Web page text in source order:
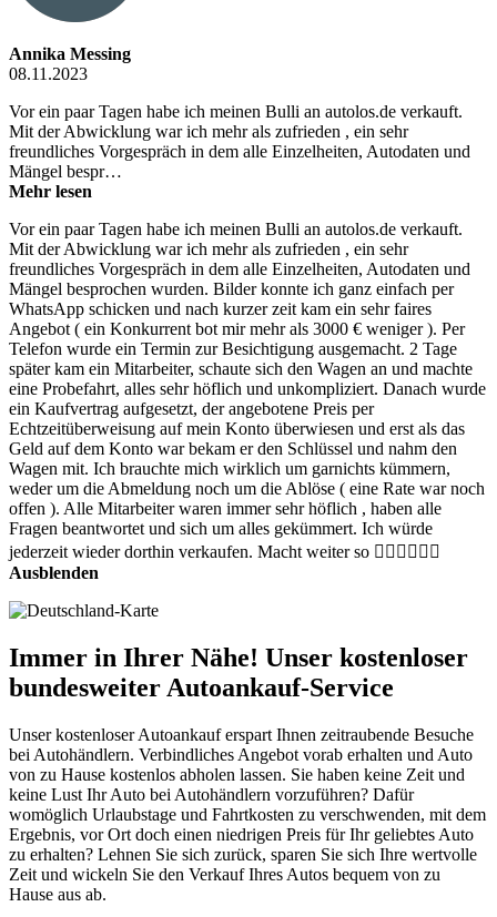
Annika Messing
08.11.2023
Vor ein paar Tagen habe ich meinen Bulli an autolos.de verkauft.
Mit der Abwicklung war ich mehr als zufrieden , ein sehr
freundliches Vorgespräch in dem alle Einzelheiten, Autodaten und
Mängel bespr…
Mehr lesen
Vor ein paar Tagen habe ich meinen Bulli an autolos.de verkauft.
Mit der Abwicklung war ich mehr als zufrieden , ein sehr
freundliches Vorgespräch in dem alle Einzelheiten, Autodaten und
Mängel besprochen wurden. Bilder konnte ich ganz einfach per
WhatsApp schicken und nach kurzer zeit kam ein sehr faires
Angebot ( ein Konkurrent bot mir mehr als 3000 € weniger ). Per
Telefon wurde ein Termin zur Besichtigung ausgemacht. 2 Tage
später kam ein Mitarbeiter, schaute sich den Wagen an und machte
eine Probefahrt, alles sehr höflich und unkompliziert. Danach wurde
ein Kaufvertrag aufgesetzt, der angebotene Preis per
Echtzeitüberweisung auf mein Konto überwiesen und erst als das
Geld auf dem Konto war bekam er den Schlüssel und nahm den
Wagen mit. Ich brauchte mich wirklich um garnichts kümmern,
weder um die Abmeldung noch um die Ablöse ( eine Rate war noch
offen ). Alle Mitarbeiter waren immer sehr höflich , haben alle
Fragen beantwortet und sich um alles gekümmert. Ich würde
jederzeit wieder dorthin verkaufen. Macht weiter so 👍🏻👍🏻👍🏻
Ausblenden
Immer in Ihrer Nähe! Unser kostenloser
bundesweiter Autoankauf-Service
Unser kostenloser Autoankauf erspart Ihnen zeitraubende Besuche
bei Autohändlern. Verbindliches Angebot vorab erhalten und Auto
von zu Hause kostenlos abholen lassen. Sie haben keine Zeit und
keine Lust Ihr Auto bei Autohändlern vorzuführen? Dafür
womöglich Urlaubstage und Fahrtkosten zu verschwenden, mit dem
Ergebnis, vor Ort doch einen niedrigen Preis für Ihr geliebtes Auto
zu erhalten? Lehnen Sie sich zurück, sparen Sie sich Ihre wertvolle
Zeit und wickeln Sie den Verkauf Ihres Autos bequem von zu
Hause aus ab.